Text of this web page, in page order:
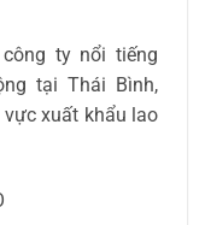
ty nổi tiếng
tại Thái Bình,
xuất khẩu lao